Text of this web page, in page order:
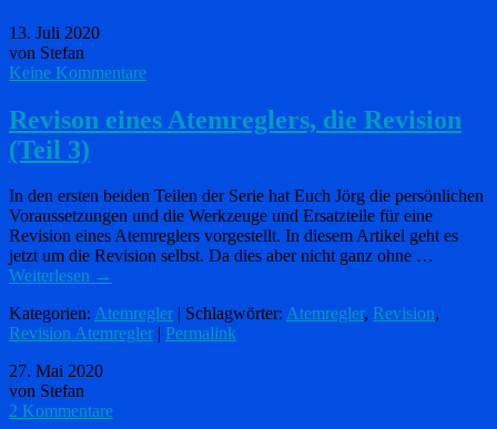
13. Juli 2020
von Stefan
Keine Kommentare
Revison eines Atemreglers, die Revision
(Teil 3)
In den ersten beiden Teilen der Serie hat Euch Jörg die persönlichen
Voraussetzungen und die Werkzeuge und Ersatzteile für eine
Revision eines Atemreglers vorgestellt. In diesem Artikel geht es
jetzt um die Revision selbst. Da dies aber nicht ganz ohne …
Weiterlesen →
Kategorien: Atemregler | Schlagwörter: Atemregler, Revision,
Revision Atemregler
Permalink
27. Mai 2020
von Stefan
2 Kommentare